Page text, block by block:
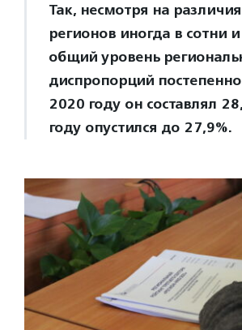
Так, несмотря на
регионов иногда в сотни
общий уровень
диспропорций
2020 году он составлял
году опустился до 27,9%.